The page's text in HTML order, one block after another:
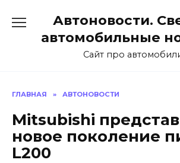
содержанию
Автоновости.
автомобильные
Сайт про
ГЛАВНАЯ » АВТОНОВОСТИ
Mitsubishi
новое поколение
L200